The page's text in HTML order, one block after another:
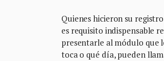
Quienes hicieron su
es requisito indispensable
presentarle al módulo que
toca o qué día, pueden